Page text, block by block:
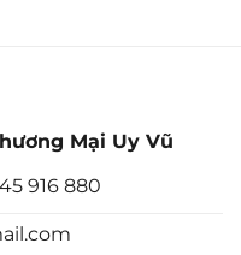
Mại Uy Vũ
916 880